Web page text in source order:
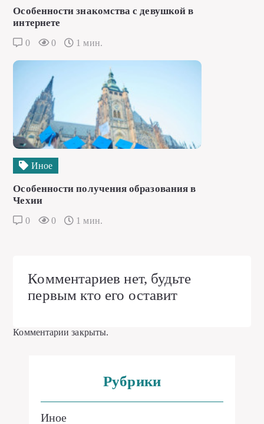
Особенности знакомства с девушкой в
интернете
0 0 1 мин.
Иное
Особенности получения образования в
Чехии
0 0 1 мин.
Комментариев нет, будьте
первым кто его оставит
Комментарии закрыты.
Рубрики
Иное